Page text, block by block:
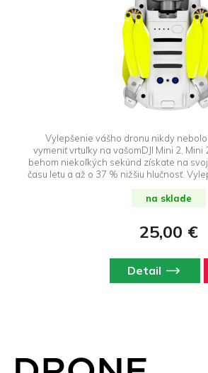
Vylepšenie vášho dronu nikdy
vymeniť vrtuľky na vašomDJI Mini 2, Mini
behom niekoľkých sekúnd získate na
času letu a až o 37 % nižšiu hlučnosť.
nadmorskej výške, lepšiu odolnosť
bezkonkurenčnými výkonovými
Slovensku.
na sklade
25,00 €
Detail